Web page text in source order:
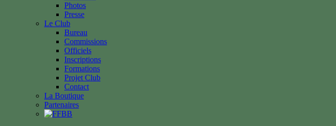
Photos
Presse
Le Club
Bureau
Commissions
Officiels
Inscriptions
Formations
Projet Club
Contact
La Boutique
Partenaires